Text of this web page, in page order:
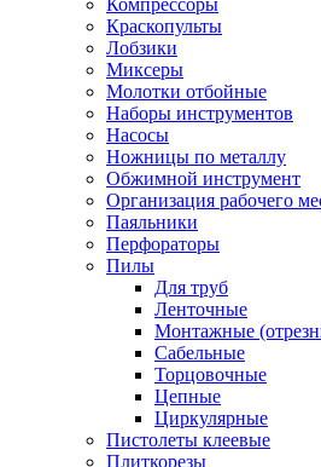
Компрессоры
Краскопульты
Лобзики
Миксеры
Молотки отбойные
Наборы инструментов
Насосы
Ножницы по металлу
Обжимной инструмент
Организация рабочего
Паяльники
Перфораторы
Пилы
Для труб
Ленточные
Монтажные
Сабельные
Торцовочные
Цепные
Циркулярные
Пистолеты клеевые
Плиткорезы